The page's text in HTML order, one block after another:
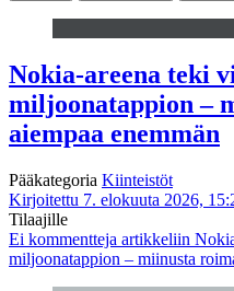
Nokia-areena teki
miljoonatappion –
aiempaa enemmän
Pääkategoria Kiinteistöt
Kirjoitettu 7. elokuuta 2026,
Tilaajille
Ei kommentteja artikkeliin
miljoonatappion – miinusta